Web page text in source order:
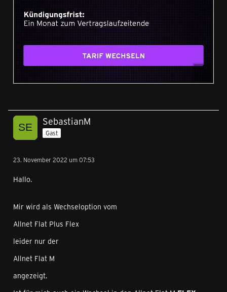
SebastianM
Gast
23. November 2022 um 07:53
Hallo.
Mir wird als Wechseloption vom
Allnet Flat Plus Flex
leider nur der
Allnet Flat M
angezeigt.